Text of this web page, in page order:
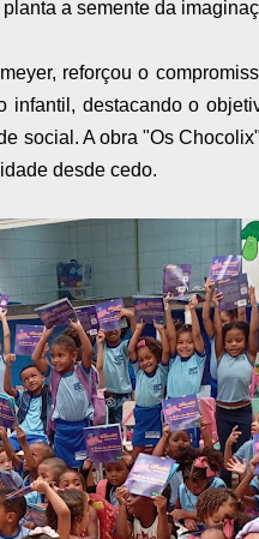
a semente da
reforçou o
infantil, destacando o
social. A obra "Os
desde cedo.